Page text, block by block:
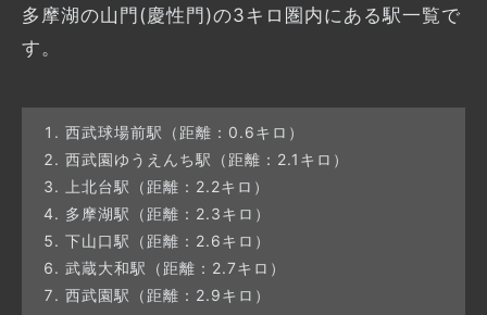
多摩湖の山門(慶性門)の3キロ圏内にある駅一覧で
す。
西武球場前駅（距離：0.6キロ）
西武園ゆうえんち駅（距離：2.1キロ）
上北台駅（距離：2.2キロ）
多摩湖駅（距離：2.3キロ）
下山口駅（距離：2.6キロ）
武蔵大和駅（距離：2.7キロ）
西武園駅（距離：2.9キロ）